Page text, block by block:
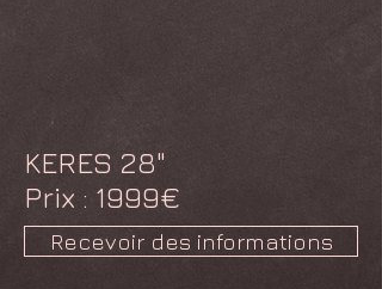
KERES 28"
Prix : 1999€
Recevoir des informations